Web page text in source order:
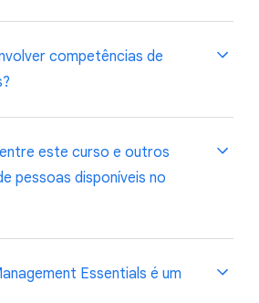
competências de
de grandes líderes. No
meio de nossas próprias
que os melhores gestores lideram
Os gestores motivam e
inclusivo, promovem a
este curso e outros
pessoas disponíveis no
o que torna gerentes e
quase 20 anos. Analisamos
Essentials é um